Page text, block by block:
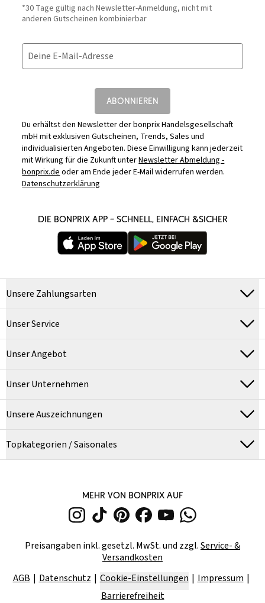
*30 Tage gültig nach Newsletter-Anmeldung, nicht mit
anderen Gutscheinen kombinierbar
Deine E-Mail-Adresse
ABONNIEREN
Du erhältst den Newsletter der bonprix Handelsgesellschaft
mbH mit exklusiven Gutscheinen, Trends, Sales und
individualisierten Angeboten. Diese Einwilligung kann jederzeit
mit Wirkung für die Zukunft unterNewsletter Abmeldung -
bonprix.deoder am Ende jeder E-Mail widerrufen werden.
Datenschutzerklärung
DIE BONPRIX APP – SCHNELL, EINFACH &SICHER
Unsere Zahlungsarten
Unser Service
Unser Angebot
Unser Unternehmen
Unsere Auszeichnungen
Topkategorien / Saisonales
MEHR VON BONPRIX AUF
Preisangaben inkl. gesetzl. MwSt. und zzgl.Service- &
Versandkosten
AGB
Datenschutz Cookie-Einstellungen
Impressum
Barrierefreiheit